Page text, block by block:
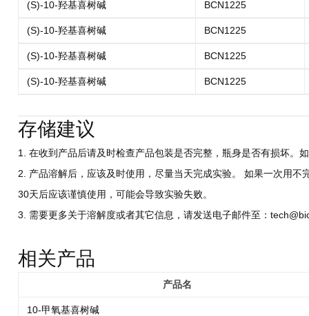
(S)-10-羟基喜树碱 BCN1225
(S)-10-羟基喜树碱 BCN1225
(S)-10-羟基喜树碱 BCN1225
(S)-10-羟基喜树碱 BCN1225
存储建议
1. 在收到产品后请及时检查产品包装是否完整，瓶身是否有损坏。
2. 产品溶解后，应该及时使用，尽量当天完成实验。 如果一次用
30天后应该谨慎使用，可能会导致实验失败。
3. 需要更多关于溶解度或者其它信息，请发送电子邮件至：
相关产品
产品名
10-甲氧基喜树碱